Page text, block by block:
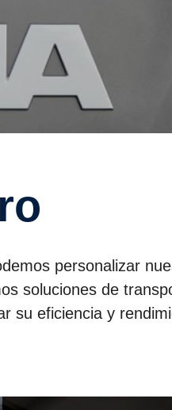
personalizar
soluciones de
su eficiencia y